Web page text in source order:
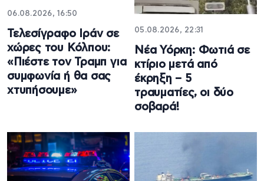
06.08.2026, 16:50
Τελεσίγραφο Ιράν σε
χώρες του Κόλπου:
«Πιέστε τον Τραμπ για
συμφωνία ή θα σας
χτυπήσουμε»
05.08.2026, 22:31
Νέα Υόρκη: Φωτιά σε
κτίριο μετά από
έκρηξη – 5
τραυματίες, οι δύο
σοβαρά!